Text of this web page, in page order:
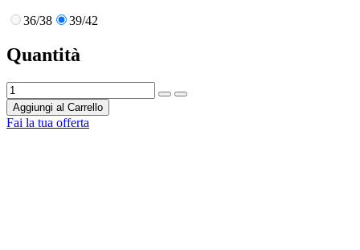
36/38 39/42
Quantità
Aggiungi al Carrello
Fai la tua offerta